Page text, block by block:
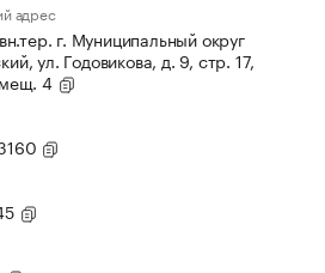
адрес
г. Муниципальный округ
ул. Годовикова, д. 9, стр. 17,
4